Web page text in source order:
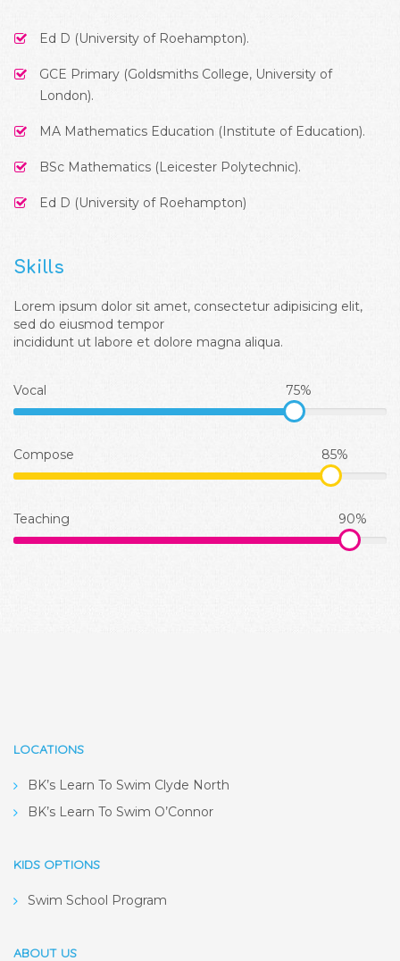
Ed D (University of Roehampton).
GCE Primary (Goldsmiths College, University of
London).
MA Mathematics Education (Institute of Education).
BSc Mathematics (Leicester Polytechnic).
Ed D (University of Roehampton)
Skills
Lorem ipsum dolor sit amet, consectetur adipisicing elit,
sed do eiusmod tempor
incididunt ut labore et dolore magna aliqua.
Vocal 75%
Compose 85%
Teaching 90%
LOCATIONS
BK’s Learn To Swim Clyde North
BK’s Learn To Swim O’Connor
KIDS OPTIONS
Swim School Program
ABOUT US